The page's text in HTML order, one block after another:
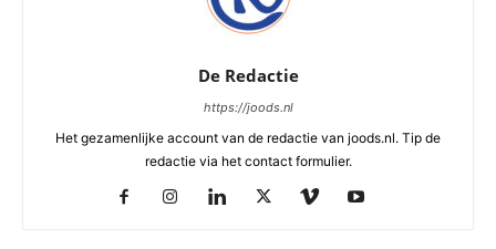
De Redactie
https://joods.nl
Het gezamenlijke account van de redactie van joods.nl. Tip de
redactie via het contact formulier.